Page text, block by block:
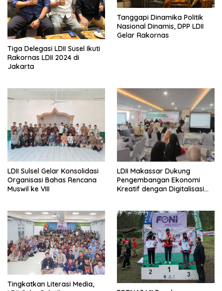
Tiga Delegasi LDII Susel Ikuti
Rakornas LDII 2024 di
Jakarta
Tanggapi Dinamika Politik
Nasional Dinamis, DPP LDII
Gelar Rakornas
LDII Sulsel Gelar Konsolidasi
Organisasi Bahas Rencana
Muswil ke VIII
LDII Makassar Dukung
Pengembangan Ekonomi
Kreatif dengan Digitalisasi
Tingkatkan Literasi Media,